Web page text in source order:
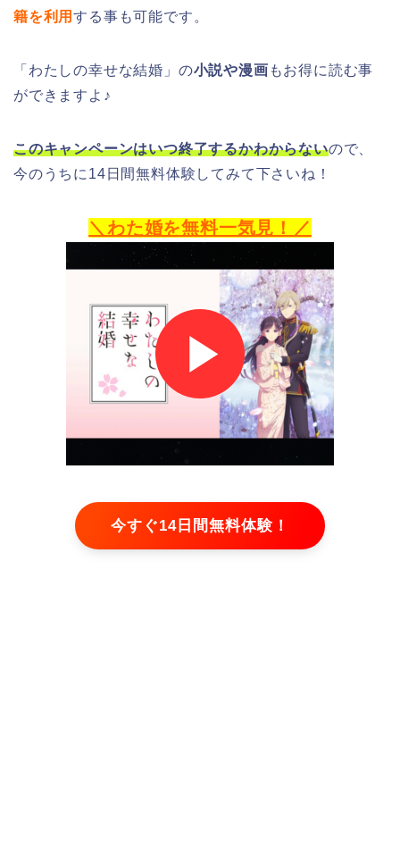
籍を利用する事も可能です。
「わたしの幸せな結婚」の小説や漫画 もお得に読む事
ができますよ♪
このキャンペーンはいつ終了するかわからないので、
今のうちに14日間無料体験してみて下さいね！
＼わた婚を無料一気見！／
今すぐ14日間無料体験！